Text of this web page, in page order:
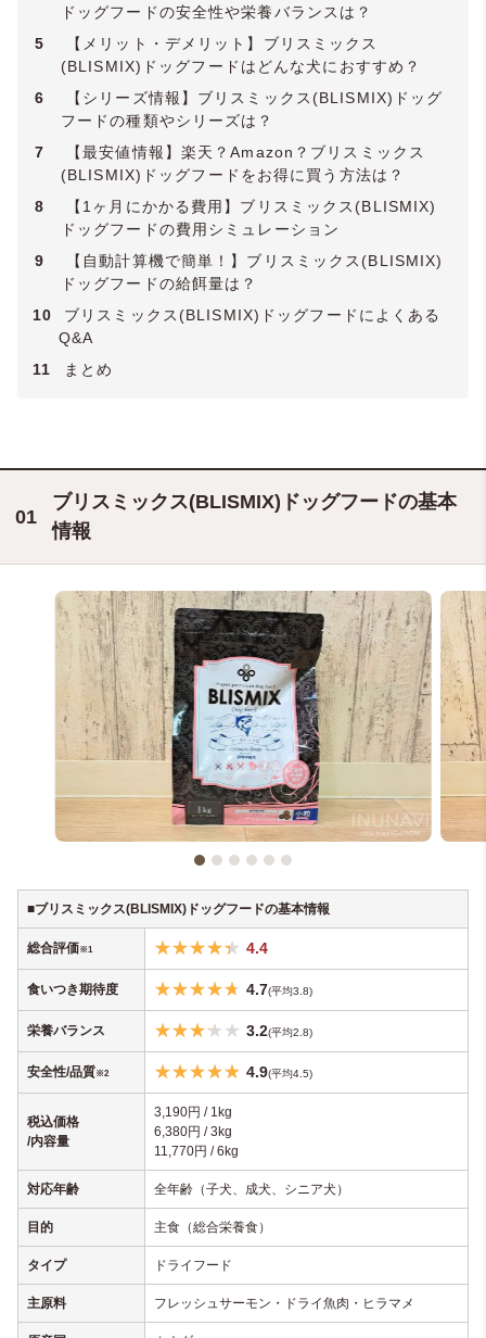
ドッグフードの安全性や栄養バランスは？
5
【メリット・デメリット】ブリスミックス
(BLISMIX)ドッグフードはどんな犬におすすめ？
6
【シリーズ情報】ブリスミックス(BLISMIX)ドッグ
フードの種類やシリーズは？
7
【最安値情報】楽天？Amazon？ブリスミックス
(BLISMIX)ドッグフードをお得に買う方法は？
8
【1ヶ月にかかる費用】ブリスミックス(BLISMIX)
ドッグフードの費用シミュレーション
9
【自動計算機で簡単！】ブリスミックス(BLISMIX)
ドッグフードの給餌量は？
10
ブリスミックス(BLISMIX)ドッグフードによくある
Q&A
11
まとめ
ブリスミックス(BLISMIX)ドッグフードの基本
情報
■ブリスミックス(BLISMIX)ドッグフードの基本情報
総合評価※1 4.4
食いつき期待度 4.7(平均3.8)
栄養バランス 3.2(平均2.8)
安全性/品質※2 4.9(平均4.5)
税込価格
/内容量
3,190円 / 1kg
6,380円 / 3kg
11,770円 / 6kg
対応年齢 全年齢（子犬、成犬、シニア犬）
目的 主食（総合栄養食）
タイプ ドライフード
主原料 フレッシュサーモン・ドライ魚肉・ヒラマメ